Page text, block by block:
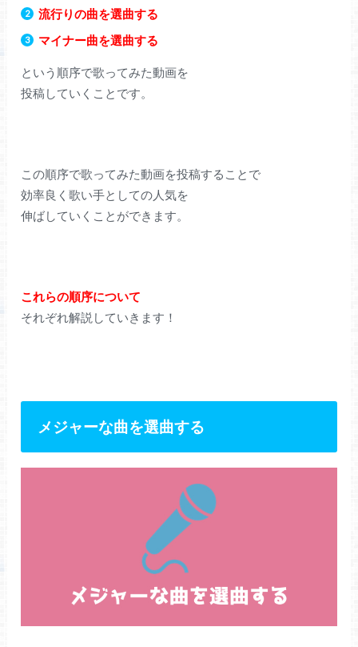
流行りの曲を選曲する
マイナー曲を選曲する
という順序で歌ってみた動画を
投稿していくことです。
この順序で歌ってみた動画を投稿することで
効率良く歌い手としての人気を
伸ばしていくことができます。
これらの順序について
それぞれ解説していきます！
メジャーな曲を選曲する